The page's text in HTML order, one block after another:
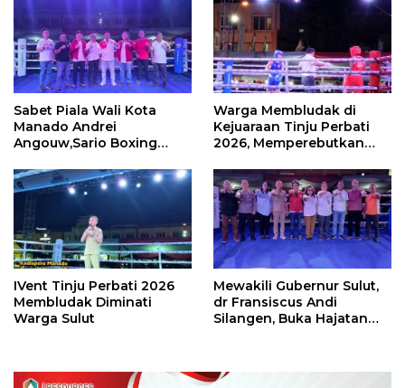
Sabet Piala Wali Kota
Manado Andrei
Angouw,Sario Boxing
Perbati 2026
Warga Membludak di
Kejuaraan Tinju Perbati
2026, Memperebutkan
IVent Tinju Perbati 2026
Membludak Diminati
Warga Sulut
Mewakili Gubernur Sulut,
dr Fransiscus Andi
Silangen, Buka Hajatan